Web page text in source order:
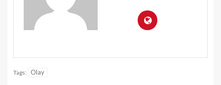
Tags: Olay